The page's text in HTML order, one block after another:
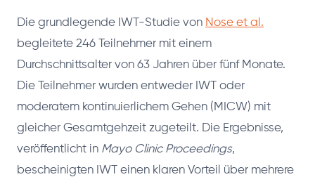
Die grundlegende IWT-Studie von Nose et al.
begleitete 246 Teilnehmer mit einem
Durchschnittsalter von 63 Jahren über fünf Monate.
Die Teilnehmer wurden entweder IWT oder
moderatem kontinuierlichem Gehen (MICW) mit
gleicher Gesamtgehzeit zugeteilt. Die Ergebnisse,
veröffentlicht in Mayo Clinic Proceedings,
bescheinigten IWT einen klaren Vorteil über mehrere